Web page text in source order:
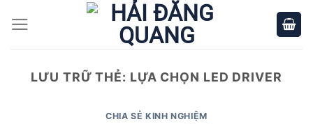
qua
LƯU TRỮ THẺ: LỰA CHỌN LED DRIVER
CHIA SẺ KINH NGHIỆM